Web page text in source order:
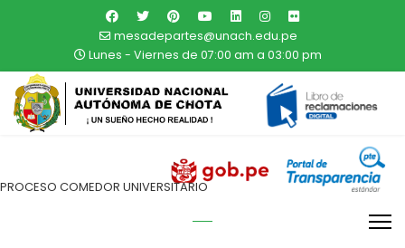
mesadepartes@unach.edu.pe
Lunes - Viernes de 07:00 am a 03:00 pm
PROCESO COMEDOR UNIVERSITARIO